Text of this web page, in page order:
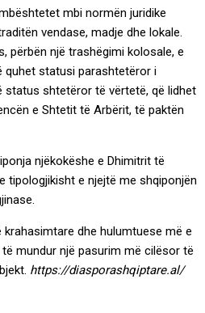
mbi normën juridike
vendase, madje dhe lokale.
përbën një trashëgimi kolosale, e
quhet statusi parashtetëror i
status shtetëror të vërtetë, që lidhet
e Shtetit të Arbërit, të paktën
njëkokëshe e Dhimitrit të
tipologjikisht e njejtë me shqiponjën
dhe hulumtuese më e
mundur një pasurim më cilësor të
https://diasporashqiptare.al/